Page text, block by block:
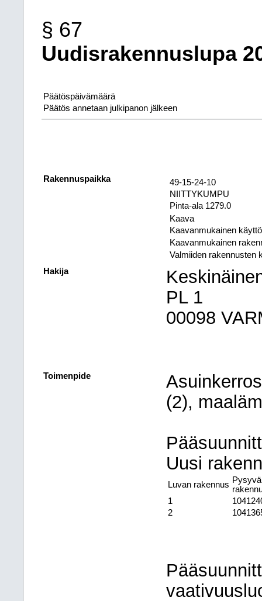
§ 67
Uudisrakennuslupa
Päätöspäivämäärä
Päätös annetaan julkipanon jälkeen
Rakennuspaikka
49-15-24-10
NIITTYKUMPU
Pinta-ala 1279.0
Kaava
Kaavanmukainen
Kaavanmukainen
Valmiiden rakennusten
Hakija
PL 1
00098
Toimenpide
(2),
Uusi
Luvan rakennus Pysyvä
1
2